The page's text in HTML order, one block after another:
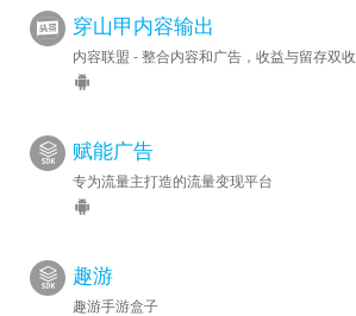
穿山甲内容输出
内容联盟 - 整合内容和广告，收益与留存双收
赋能广告
专为流量主打造的流量变现平台
趣游
趣游手游盒子